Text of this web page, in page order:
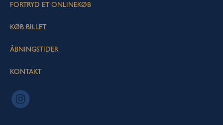
FORTRYD ET ONLINEKØB
KØB BILLET
ÅBNINGSTIDER
KONTAKT